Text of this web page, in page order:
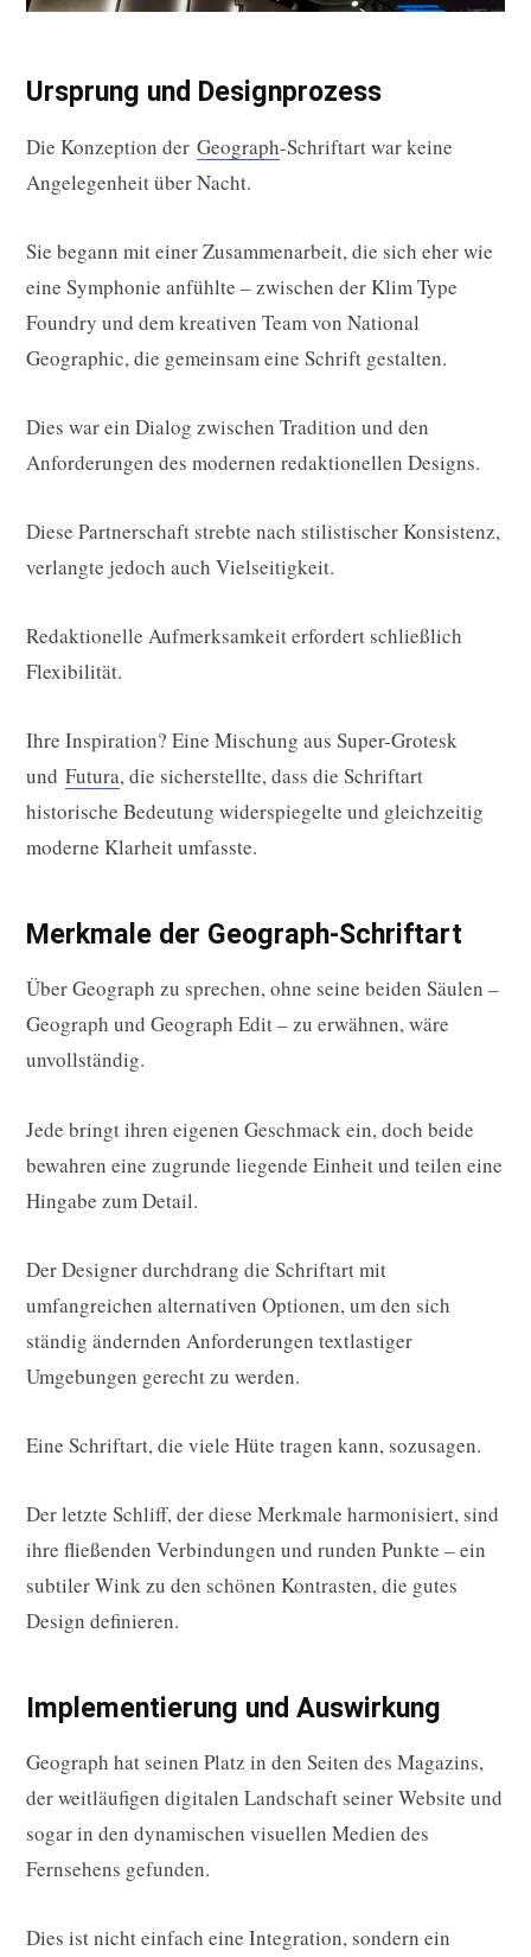
Ursprung und Designprozess
Die Konzeption der Geograph-Schriftart war keine
Angelegenheit über Nacht.
Sie begann mit einer Zusammenarbeit, die sich eher wie
eine Symphonie anfühlte – zwischen der Klim Type
Foundry und dem kreativen Team von National
Geographic, die gemeinsam eine Schrift gestalten.
Dies war ein Dialog zwischen Tradition und den
Anforderungen des modernen redaktionellen Designs.
Diese Partnerschaft strebte nach stilistischer Konsistenz,
verlangte jedoch auch Vielseitigkeit.
Redaktionelle Aufmerksamkeit erfordert schließlich
Flexibilität.
Ihre Inspiration? Eine Mischung aus Super-Grotesk
und Futura, die sicherstellte, dass die Schriftart
historische Bedeutung widerspiegelte und gleichzeitig
moderne Klarheit umfasste.
Merkmale der Geograph-Schriftart
Über Geograph zu sprechen, ohne seine beiden Säulen –
Geograph und Geograph Edit – zu erwähnen, wäre
unvollständig.
Jede bringt ihren eigenen Geschmack ein, doch beide
bewahren eine zugrunde liegende Einheit und teilen eine
Hingabe zum Detail.
Der Designer durchdrang die Schriftart mit
umfangreichen alternativen Optionen, um den sich
ständig ändernden Anforderungen textlastiger
Umgebungen gerecht zu werden.
Eine Schriftart, die viele Hüte tragen kann, sozusagen.
Der letzte Schliff, der diese Merkmale harmonisiert, sind
ihre fließenden Verbindungen und runden Punkte – ein
subtiler Wink zu den schönen Kontrasten, die gutes
Design definieren.
Implementierung und Auswirkung
Geograph hat seinen Platz in den Seiten des Magazins,
der weitläufigen digitalen Landschaft seiner Website und
sogar in den dynamischen visuellen Medien des
Fernsehens gefunden.
Dies ist nicht einfach eine Integration, sondern ein